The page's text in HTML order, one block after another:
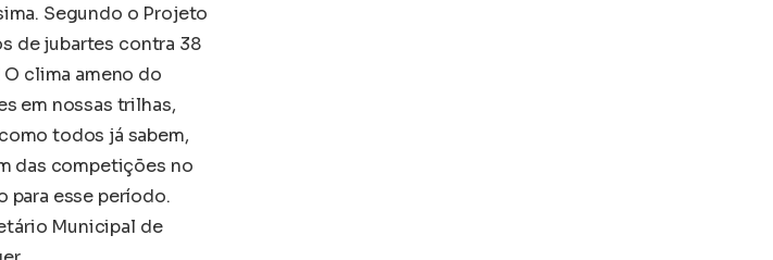
Segundo o Projeto
de jubartes contra 38
clima ameno do
em nossas trilhas,
todos já sabem,
das competições no
para esse período.
Municipal de